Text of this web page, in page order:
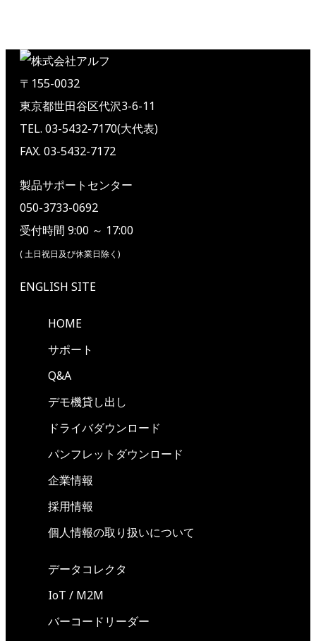
〒155-0032
東京都世田谷区代沢3-6-11
TEL. 03-5432-7170(大代表)
FAX. 03-5432-7172
製品サポートセンター
050-3733-0692
受付時間 9:00 ～ 17:00
( 土日祝日及び休業日除く)
ENGLISH SITE
HOME
サポート
Q&A
デモ機貸し出し
ドライバダウンロード
パンフレットダウンロード
企業情報
採用情報
個人情報の取り扱いについて
データコレクタ
IoT / M2M
バーコードリーダー